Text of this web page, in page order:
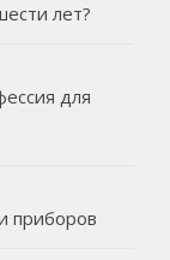
лет?
для
приборов